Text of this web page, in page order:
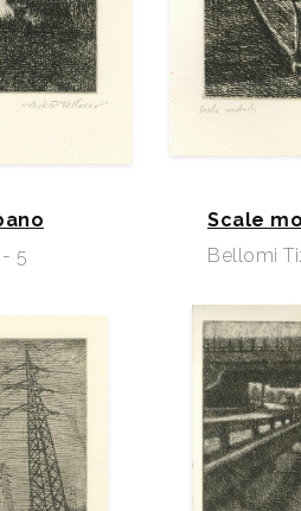
5
Scale
Bellomi